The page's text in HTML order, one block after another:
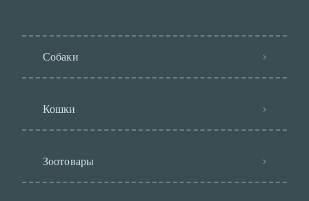
Собаки
Кошки
Зоотовары